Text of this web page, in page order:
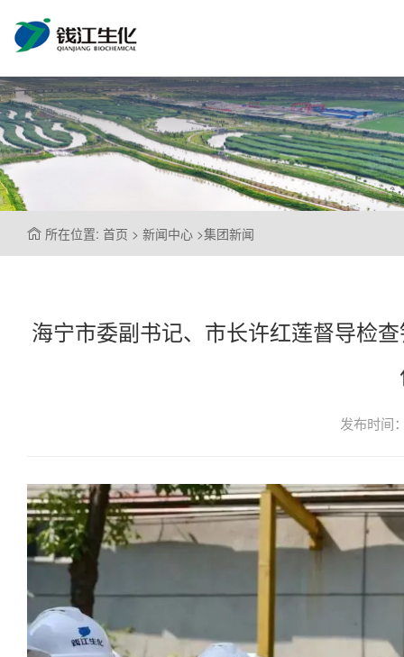
所在位置: 首页 > 新闻中心 >集团新闻
海宁市委副书记、市长许红莲督导检
发布时间